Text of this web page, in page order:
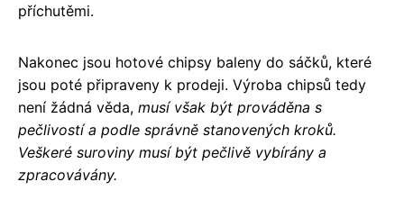
příchutěmi.
Nakonec jsou hotové chipsy baleny do sáčků, které
jsou poté připraveny k prodeji. Výroba chipsů tedy
není žádná věda, musí však být prováděna s
pečlivostí a podle správně stanovených kroků.
Veškeré suroviny musí být pečlivě vybírány a
zpracovávány.